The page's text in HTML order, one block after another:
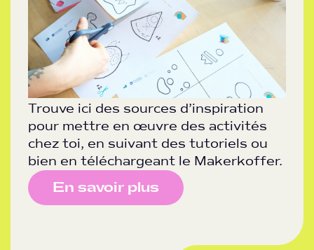
Trouve ici des sources d’inspiration
pour mettre en œuvre des activités
chez toi, en suivant des tutoriels ou
bien en téléchargeant le Makerkoffer.
En savoir plus